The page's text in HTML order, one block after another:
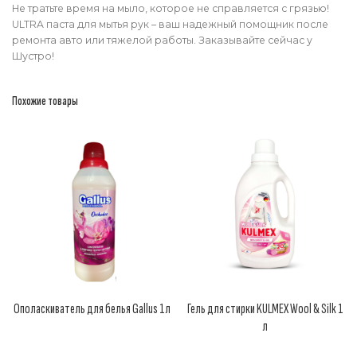
Не тратьте время на мыло, которое не справляется с грязью!
ULTRA паста для мытья рук – ваш надежный помощник после
ремонта авто или тяжелой работы. Заказывайте сейчас у
Шустро!
Похожие товары
Ополаскиватель для белья Gallus 1л
Гель для стирки KULMEX Wool & Silk 1
л